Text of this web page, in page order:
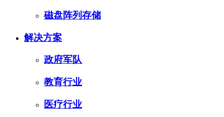
磁盘阵列存储
解决方案
政府军队
教育行业
医疗行业